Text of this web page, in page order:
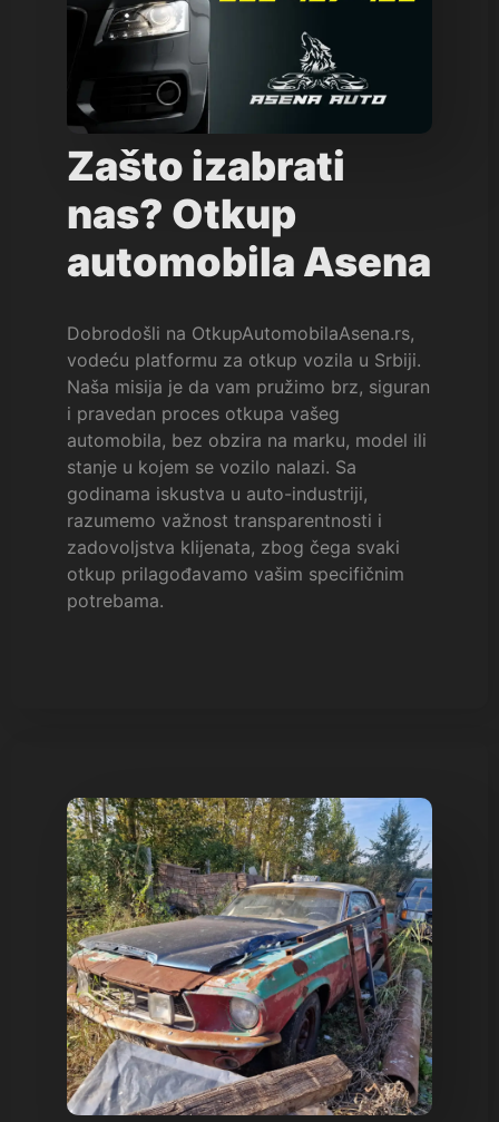
Zašto izabrati
nas? Otkup
automobila Asena
Dobrodošli na OtkupAutomobilaAsena.rs,
vodeću platformu za otkup vozila u Srbiji.
Naša misija je da vam pružimo brz, siguran
i pravedan proces otkupa vašeg
automobila, bez obzira na marku, model ili
stanje u kojem se vozilo nalazi. Sa
godinama iskustva u auto-industriji,
razumemo važnost transparentnosti i
zadovoljstva klijenata, zbog čega svaki
otkup prilagođavamo vašim specifičnim
potrebama.